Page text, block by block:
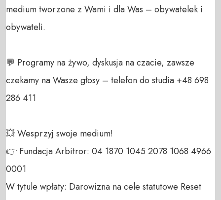
medium tworzone z Wami i dla Was – obywatelek i
obywateli.
💬 Programy na żywo, dyskusja na czacie, zawsze
czekamy na Wasze głosy – telefon do studia +48 698
286 411
💥 Wesprzyj swoje medium!
👉 Fundacja Arbitror: 04 1870 1045 2078 1068 4966
0001
W tytule wpłaty: Darowizna na cele statutowe Reset